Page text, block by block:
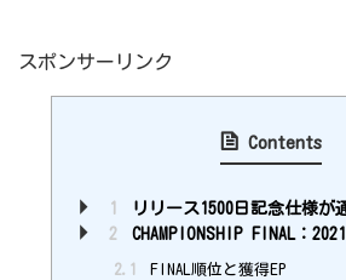
スポンサーリンク
Contents
1
リリース1500日記念仕様が
2
CHAMPIONSHIP FINAL：
2.1 FINAL順位と獲得EP